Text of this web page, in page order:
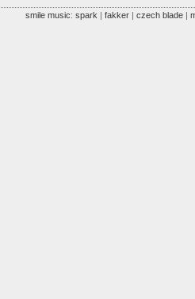
smile music:spark |fakker |czech blade |